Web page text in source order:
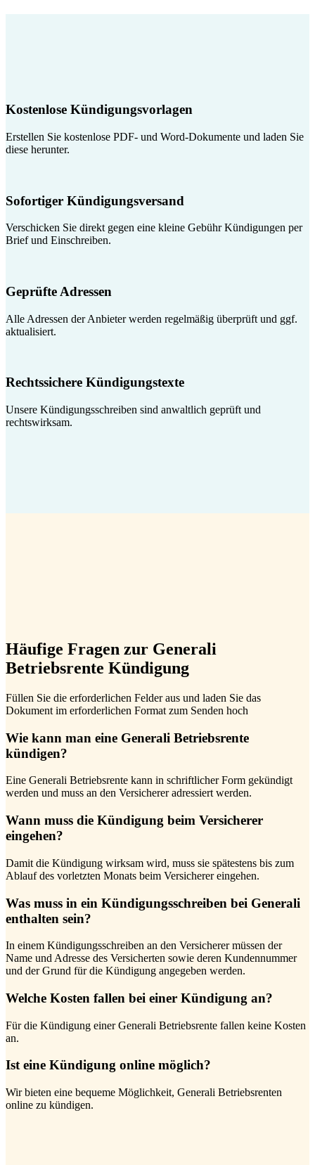
Kostenlose Kündigungsvorlagen
Erstellen Sie kostenlose PDF- und Word-Dokumente und laden Sie
diese herunter.
Sofortiger Kündigungsversand
Verschicken Sie direkt gegen eine kleine Gebühr Kündigungen per
Brief und Einschreiben.
Geprüfte Adressen
Alle Adressen der Anbieter werden regelmäßig überprüft und ggf.
aktualisiert.
Rechtssichere Kündigungstexte
Unsere Kündigungsschreiben sind anwaltlich geprüft und
rechtswirksam.
Häufige Fragen zur Generali
Betriebsrente Kündigung
Füllen Sie die erforderlichen Felder aus und laden Sie das
Dokument im erforderlichen Format zum Senden hoch
Wie kann man eine Generali Betriebsrente
kündigen?
Eine Generali Betriebsrente kann in schriftlicher Form gekündigt
werden und muss an den Versicherer adressiert werden.
Wann muss die Kündigung beim Versicherer
eingehen?
Damit die Kündigung wirksam wird, muss sie spätestens bis zum
Ablauf des vorletzten Monats beim Versicherer eingehen.
Was muss in ein Kündigungsschreiben bei Generali
enthalten sein?
In einem Kündigungsschreiben an den Versicherer müssen der
Name und Adresse des Versicherten sowie deren Kundennummer
und der Grund für die Kündigung angegeben werden.
Welche Kosten fallen bei einer Kündigung an?
Für die Kündigung einer Generali Betriebsrente fallen keine Kosten
an.
Ist eine Kündigung online möglich?
Wir bieten eine bequeme Möglichkeit, Generali Betriebsrenten
online zu kündigen.